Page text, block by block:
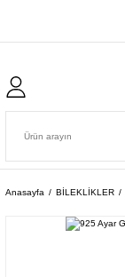
Anasayfa BİLEKLİKLER